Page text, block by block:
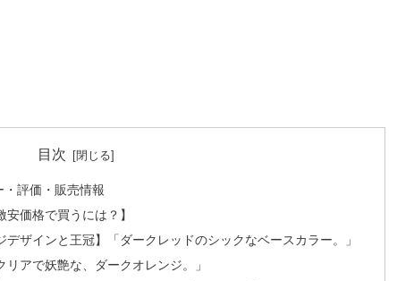
目次
・評価・販売情報
安価格で買うには？】
デザインと王冠】「ダークレッドのシックなベースカラー。」
リアで妖艶な、ダークオレンジ。」